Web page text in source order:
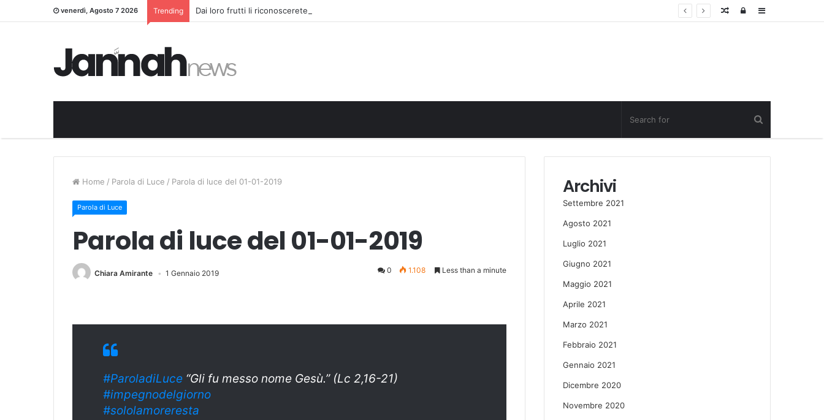
venerdì, Agosto 7 2026 Trending Dai loro frutti li riconoscerete Sidebar
Log
Random
Home / Parola di Luce / Parola di luce del 01-01-2019
Parola di Luce
Parola di luce del 01-01-2019
Chiara Amirante 1 Gennaio 2019 0 1.108 Less than a minute
#ParoladiLuce “Gli fu messo nome Gesù.” (Lc 2,16-21)
#impegnodelgiorno
#sololamoreresta
Archivi
Settembre 2021
Agosto 2021
Luglio 2021
Giugno 2021
Maggio 2021
Aprile 2021
Marzo 2021
Febbraio 2021
Gennaio 2021
Dicembre 2020
Novembre 2020